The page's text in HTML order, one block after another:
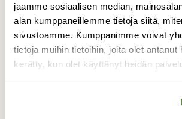
jaamme sosiaalisen median,
alan kumppaneillemme tietoja siitä,
sivustoamme. Kumppanimme voivat
tietoja muihin tietoihin, joita olet antanut
kerätty, kun olet käyttänyt heidän
Istuin lammen rannalla
ihailemassa, kun edessäni
vilkkaasti pieniä koppiaisia.
veteen pudonneet